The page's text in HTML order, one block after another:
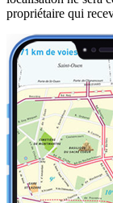
propriétaire qui